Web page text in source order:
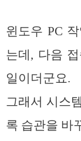
윈도우 PC
는데, 다음
일이더군요.
그래서 시스
록 습관을 바